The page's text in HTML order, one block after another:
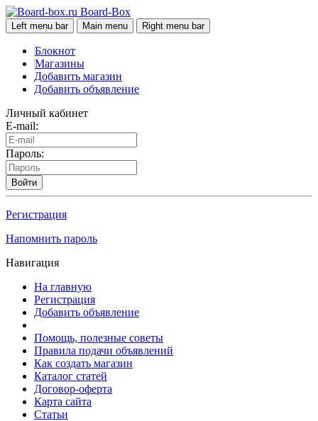
Board-Box
Left menu bar Main menu Right menu bar
Блокнот
Магазины
Добавить магазин
Добавить объявление
Личный кабинет
E-mail:
Пароль:
Войти
Регистрация
Напомнить пароль
Навигация
На главную
Регистрация
Добавить объявление
Помощь, полезные советы
Правила подачи объявлений
Как создать магазин
Каталог статей
Договор-оферта
Карта сайта
Статьи